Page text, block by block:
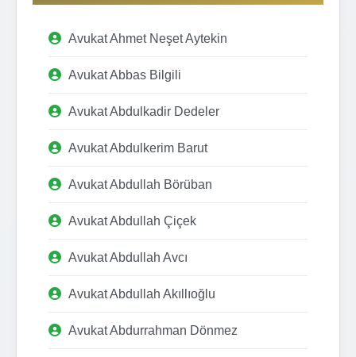
Avukat Ahmet Neşet Aytekin
Avukat Abbas Bilgili
Avukat Abdulkadir Dedeler
Avukat Abdulkerim Barut
Avukat Abdullah Börüban
Avukat Abdullah Çiçek
Avukat Abdullah Avcı
Avukat Abdullah Akıllıoğlu
Avukat Abdurrahman Dönmez